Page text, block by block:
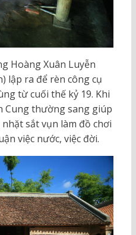
Hoàng Xuân Luyễn
lập ra để rèn công cụ
từ cuối thế kỷ 19. Khi
Cung thường sang giúp
sắt vụn làm đồ chơi
việc nước, việc đời.